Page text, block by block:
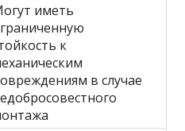
иметь
к
в случае